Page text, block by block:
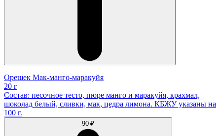
Орешек Мак-манго-маракуйя
20 г
Состав: песочное тесто, пюре манго и маракуйя, крахмал,
шоколад белый, сливки, мак, цедра лимона. КБЖУ указаны на
100 г.
90 ₽